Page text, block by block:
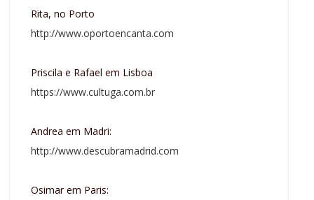
Rita, no Porto
http://www.oportoencanta.com
Priscila e Rafael em Lisboa
https://www.cultuga.com.br
Andrea em Madri:
http://www.descubramadrid.com
Osimar em Paris: